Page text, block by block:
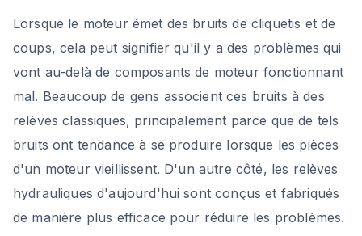
Lorsque le moteur émet des bruits de cliquetis et de
coups, cela peut signifier qu'il y a des problèmes qui
vont au-delà de composants de moteur fonctionnant
mal. Beaucoup de gens associent ces bruits à des
relèves classiques, principalement parce que de tels
bruits ont tendance à se produire lorsque les pièces
d'un moteur vieillissent. D'un autre côté, les relèves
hydrauliques d'aujourd'hui sont conçus et fabriqués
de manière plus efficace pour réduire les problèmes.